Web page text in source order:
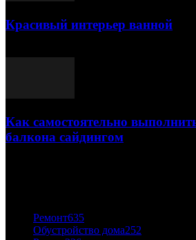
Красивый интерьер ванной
Как самостоятельно
балкона сайдингом
Ремонт635
Обустройство дома252